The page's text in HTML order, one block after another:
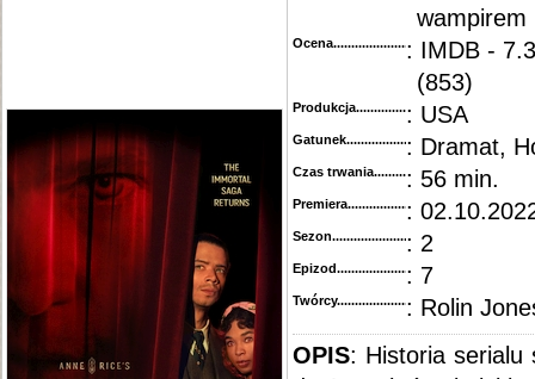
wampirem
Ocena.............................................
: IMDB -
(853)
Produkcja.........................................
: USA
Gatunek...........................................
: Dramat,
Czas trwania......................................
: 56 min.
Premiera..........................................
:
Sezon.............................................
: 2
Epizod............................................
: 7
Twórcy...........................................
: Rolin
OPIS: Historia serialu